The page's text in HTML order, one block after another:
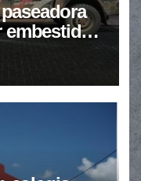
embestidas